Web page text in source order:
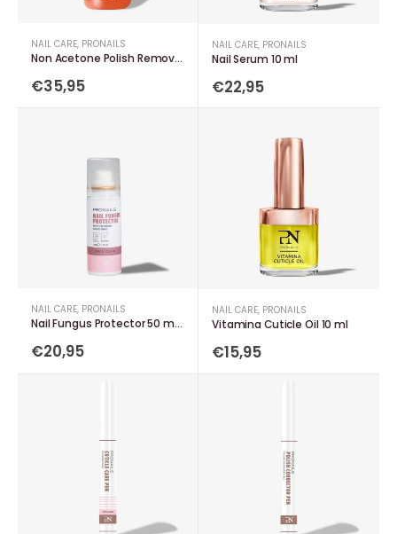
NAIL CARE, PRONAILS
Non Acetone Polish Remover 1000 ml
€35,95
NAIL CARE, PRONAILS
Nail Serum 10 ml
€22,95
NAIL CARE, PRONAILS
Nail Fungus Protector 50 ml - Hand Care
€20,95
NAIL CARE, PRONAILS
Vitamina Cuticle Oil 10 ml
€15,95